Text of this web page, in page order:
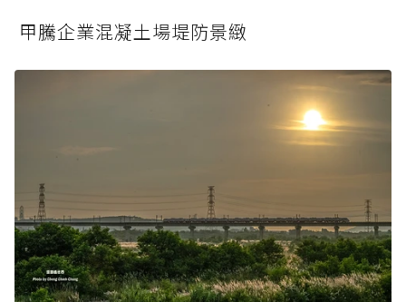
甲騰企業混凝土場堤防景緻